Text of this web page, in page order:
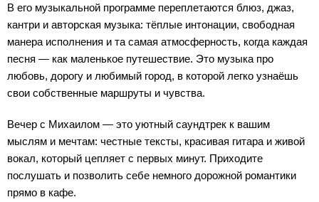
В его музыкальной программе переплетаются блюз, джаз,
кантри и авторская музыка: тёплые интонации, свободная
манера исполнения и та самая атмосферность, когда каждая
песня — как маленькое путешествие. Это музыка про
любовь, дорогу и любимый город, в которой легко узнаёшь
свои собственные маршруты и чувства.
Вечер с Михаилом — это уютный саундтрек к вашим
мыслям и мечтам: честные тексты, красивая гитара и живой
вокал, который цепляет с первых минут. Приходите
послушать и позволить себе немного дорожной романтики
прямо в кафе.